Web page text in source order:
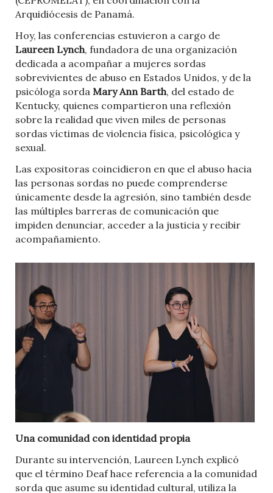
Arquidiócesis de Panamá.
Hoy, las conferencias estuvieron a cargo de
Laureen Lynch, fundadora de una organización
dedicada a acompañar a mujeres sordas
sobrevivientes de abuso en Estados Unidos, y de la
psicóloga sorda Mary Ann Barth, del estado de
Kentucky, quienes compartieron una reflexión
sobre la realidad que viven miles de personas
sordas víctimas de violencia física, psicológica y
sexual.
Las expositoras coincidieron en que el abuso hacia
las personas sordas no puede comprenderse
únicamente desde la agresión, sino también desde
las múltiples barreras de comunicación que
impiden denunciar, acceder a la justicia y recibir
acompañamiento.
Una comunidad con identidad propia
Durante su intervención, Laureen Lynch explicó
que el término Deaf hace referencia a la comunidad
sorda que asume su identidad cultural, utiliza la